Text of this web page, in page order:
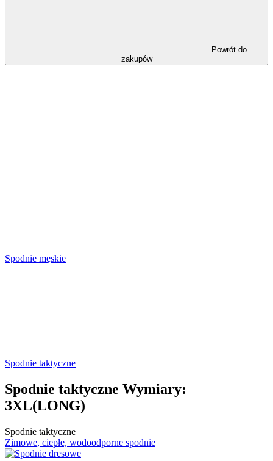
Powrót do
zakupów
Spodnie męskie
Spodnie taktyczne
Spodnie taktyczne Wymiary:
3XL(LONG)
Spodnie taktyczne
Zimowe, ciepłe, wodoodporne spodnie